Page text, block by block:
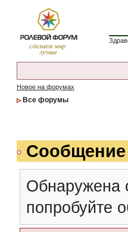
Новое на форумах
Все форумы
Обнаружена
попробуйте